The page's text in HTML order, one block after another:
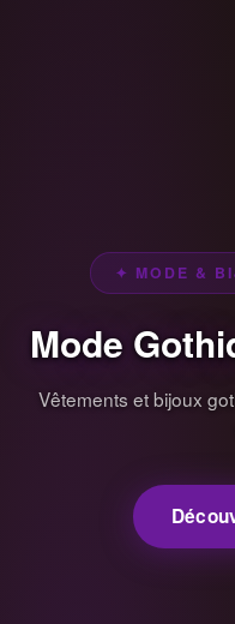
✦ MODE &
Mode
Vêtements et bijoux